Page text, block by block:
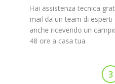
Hai assistenza tecnica
mail da un team di
anche ricevendo un
48 ore a casa tua.
3